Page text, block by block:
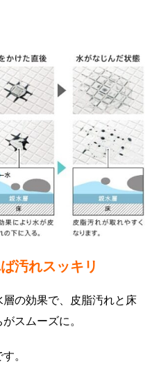
汚れスッキリ
の効果で、皮脂汚れと床
スムーズに。
。